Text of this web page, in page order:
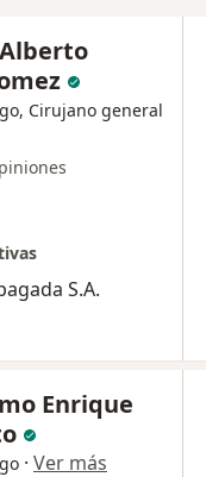
Cirujano general
S.A.
Enrique
· Ver más